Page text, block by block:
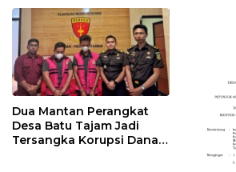
Dua Mantan Perangkat
Desa Batu Tajam Jadi
Tersangka Korupsi Dana